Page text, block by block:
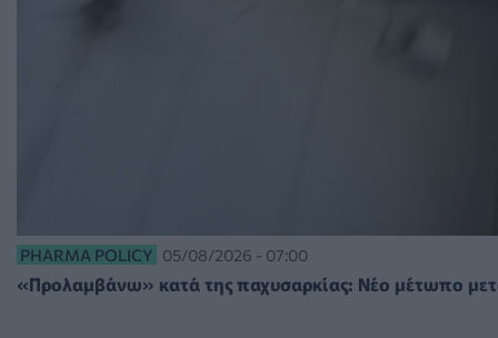
PHARMA POLICY 05/08/2026 - 07:00
«Προλαμβάνω» κατά της παχυσαρκίας: Νέο μέτωπο